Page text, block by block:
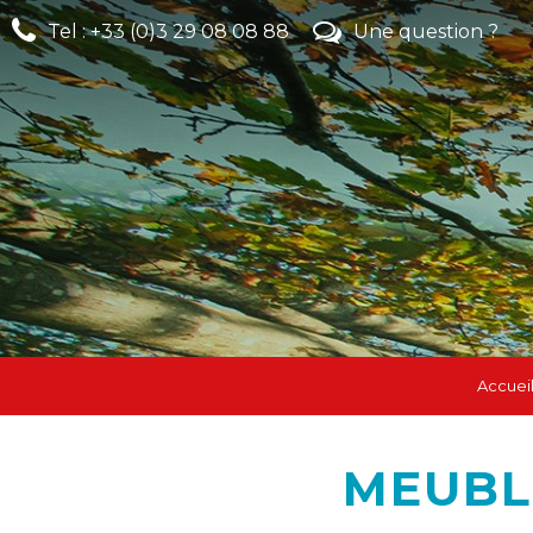
Tel : +33 (0)3 29 08 08 88 Une question ?
Accueil